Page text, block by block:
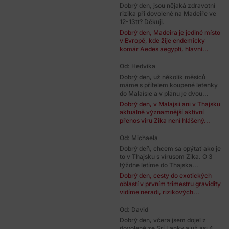
Dobrý den, jsou nějaká zdravotní
rizika při dovolené na Madeiře ve
12-13tt? Děkuji.
Dobrý den, Madeira je jediné místo
v Evropě, kde žije endemicky
komár Aedes aegypti, hlavní...
Od: Hedvika
Dobrý den, už několik měsíců
máme s přítelem koupené letenky
do Malaisie a v plánu je dvou...
Dobrý den, v Malajsii ani v Thajsku
aktuálně významnější aktivní
přenos viru Zika není hlášený...
Od: Michaela
Dobrý deň, chcem sa opýtať ako je
to v Thajsku s vírusom Zika. O 3
týždne letíme do Thajska...
Dobrý den, cesty do exotických
oblastí v prvním trimestru gravidity
vidíme neradi, rizikových...
Od: David
Dobrý den, včera jsem dojel z